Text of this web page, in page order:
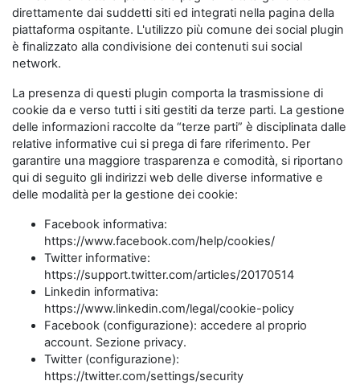
direttamente dai suddetti siti ed integrati nella pagina della
piattaforma ospitante. L'utilizzo più comune dei social plugin
è finalizzato alla condivisione dei contenuti sui social
network.
La presenza di questi plugin comporta la trasmissione di
cookie da e verso tutti i siti gestiti da terze parti. La gestione
delle informazioni raccolte da “terze parti” è disciplinata dalle
relative informative cui si prega di fare riferimento. Per
garantire una maggiore trasparenza e comodità, si riportano
qui di seguito gli indirizzi web delle diverse informative e
delle modalità per la gestione dei cookie:
Facebook informativa:
https://www.facebook.com/help/cookies/
Twitter informative:
https://support.twitter.com/articles/20170514
Linkedin informativa:
https://www.linkedin.com/legal/cookie-policy
Facebook (configurazione): accedere al proprio
account. Sezione privacy.
Twitter (configurazione):
https://twitter.com/settings/security